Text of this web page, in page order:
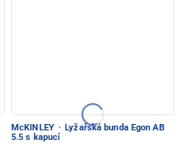
McKINLEY · Lyžařská bunda Egon AB
5.5 s kapucí